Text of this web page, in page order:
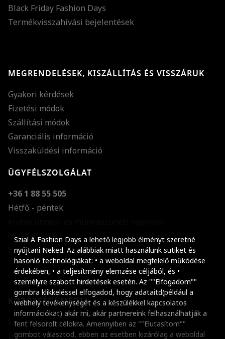
Szia! A Fashion Days a lehető legjobb élményt szeretné
nyújtani Neked. Az alábbiak miatt használunk sütiket és
hasonló technológiákat: • a weboldal megfelelő működése
érdekében, • a teljesítmény elemzése céljából, és •
személyre szabott hirdetések esetén. Az ""Elfogadom""
gombra klikkeléssel elfogadod, hogy adataitd(például a
webhely tevékenységét és a készülékkel kapcsolatos
információkat) akár mi, akár partnereink felhasználhatják a
fent felsorolt célokra. Amennyiben az ""Elutasítom""
gombot választod, ebben az esetben kizárólag a weboldal
Black Friday Fashion Days
Termékvisszahívási bejelentések
MEGRENDELÉSEK, KISZÁLLÍTÁS ÉS VISSZÁRUK
Gyakori kérdések
Fizetési módok
Szállítási módok
Garanciális információ
Visszaküldési információ
ÜGYFÉLSZOLGÁLAT
+36 1 88 55 505
Hétfő - péntek
08:00 - 16:30
E-mail küldése
KÖZÖSSÉGI MÉDIA
Facebook
Instagram
Szöveg méretének
Szóköz növelése
Szóköz csökkentése
Sortávolság
Sortávolság